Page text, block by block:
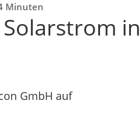
Minuten
in
GmbH auf